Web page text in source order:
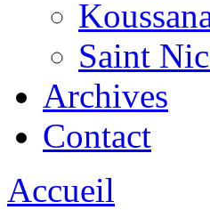
Saint
Archives
Contact
Accueil